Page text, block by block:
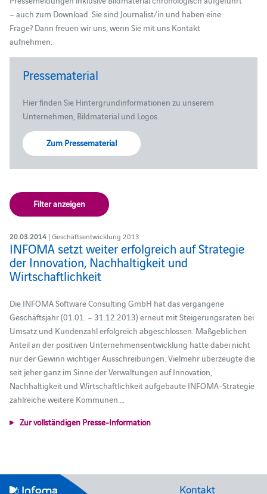
– auch zum Download. Sie sind Journalist/in und haben eine
Frage? Dann freuen wir uns, wenn Sie mit uns Kontakt
aufnehmen.
Pressematerial
Hier finden Sie Hintergrundinformationen zu unserem
Unternehmen, Bildmaterial und Logos.
Zum Pressematerial
Filter anzeigen
20.03.2014| Geschäftsentwicklung 2013
INFOMA setzt weiter erfolgreich auf Strategie
der Innovation, Nachhaltigkeit und
Wirtschaftlichkeit
Die INFOMA Software Consulting GmbH hat das vergangene
Geschäftsjahr (01.01. – 31.12.2013) erneut mit Steigerungsraten bei
Umsatz und Kundenzahl erfolgreich abgeschlossen. Maßgeblichen
Anteil an der positiven Unternehmensentwicklung hatte dabei nicht
nur der Gewinn wichtiger Ausschreibungen. Vielmehr überzeugte die
seit jeher ganz im Sinne der Verwaltungen auf Innovation,
Nachhaltigkeit und Wirtschaftlichkeit aufgebaute INFOMA-Strategie
zahlreiche weitere Kommunen.…
Zur vollständigen Presse-Information
Kontakt